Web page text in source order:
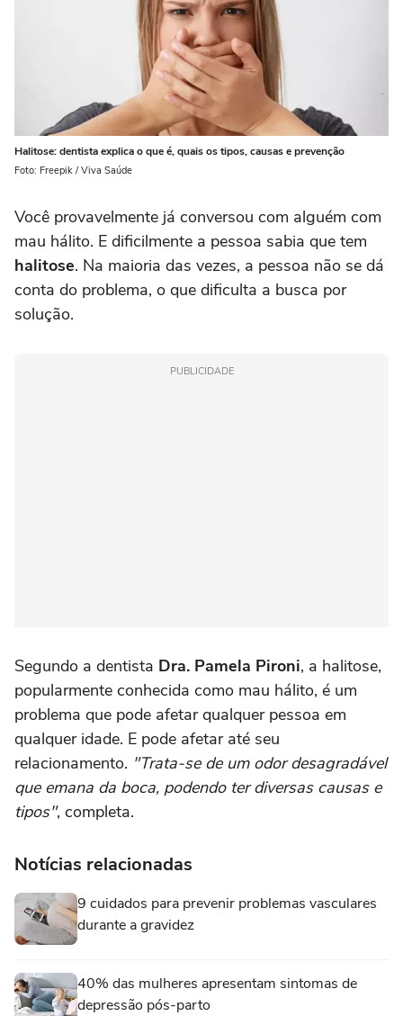
Halitose: dentista explica o que é, quais os tipos, causas e prevenção
Foto: Freepik / Viva Saúde
Você provavelmente já conversou com alguém com
mau hálito. E dificilmente a pessoa sabia que tem
halitose. Na maioria das vezes, a pessoa não se dá
conta do problema, o que dificulta a busca por
solução.
PUBLICIDADE
Segundo a dentista Dra. Pamela Pironi, a halitose,
popularmente conhecida como mau hálito, é um
problema que pode afetar qualquer pessoa em
qualquer idade. E pode afetar até seu
relacionamento. "Trata-se de um odor desagradável
que emana da boca, podendo ter diversas causas e
tipos", completa.
Notícias relacionadas
9 cuidados para prevenir problemas vasculares
durante a gravidez
40% das mulheres apresentam sintomas de
depressão pós-parto